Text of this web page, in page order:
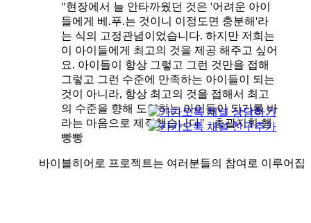
"현장에서 늘 안타까웠던 것은 '어려운 아이
들에게 베.푸.는 것이니 이정도면 충분해'라
는 식의 고정관념이었습니다. 하지만 저희는
이 아이들에게 최고의 것을 제공 해주고 싶어
요. 아이들이 항상 그렇고 그런 것만을 접해
그렇고 그런 수준에 만족하는 아이들이 되는
것이 아니라, 항상 최고의 것을 접해서 최고
의 수준을 향해 도약하는 아이들이 되기를 바
라는 마음으로 제작했습니다" - 총괄지휘 햄
빵빵
바이블히어로 프로젝트는 여러분들의 참여로 이루어집